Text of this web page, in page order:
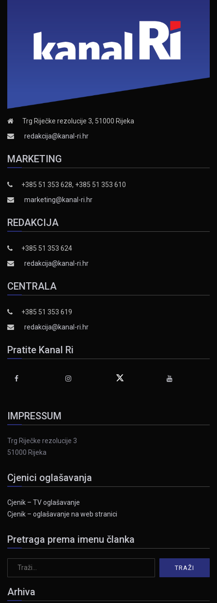
Trg Riječke rezolucije 3, 51000 Rijeka
redakcija@kanal-ri.hr
MARKETING
+385 51 353 628, +385 51 353 610
marketing@kanal-ri.hr
REDAKCIJA
+385 51 353 624
redakcija@kanal-ri.hr
CENTRALA
+385 51 353 619
redakcija@kanal-ri.hr
Pratite Kanal Ri
IMPRESSUM
Trg Riječke rezolucije 3
51000 Rijeka
Cjenici oglašavanja
Cjenik – TV oglašavanje
Cjenik – oglašavanje na web stranici
Pretraga prema imenu članka
Arhiva